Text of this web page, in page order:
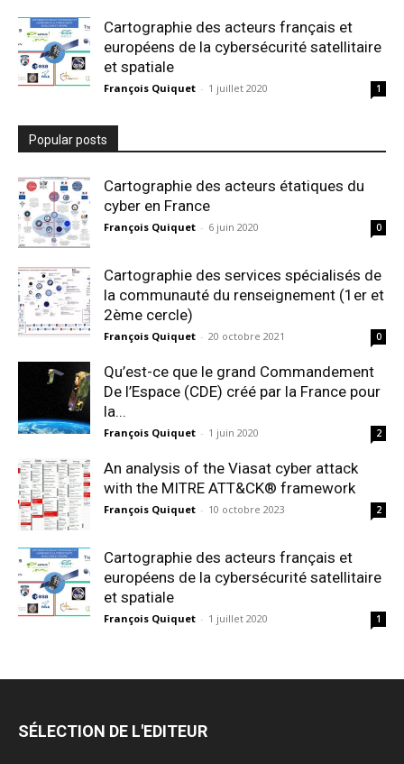
Cartographie des acteurs français et
européens de la cybersécurité satellitaire
et spatiale
François Quiquet - 1 juillet 2020 1
Popular posts
Cartographie des acteurs étatiques du
cyber en France
François Quiquet - 6 juin 2020 0
Cartographie des services spécialisés de
la communauté du renseignement (1er et
2ème cercle)
François Quiquet - 20 octobre 2021 0
Qu’est-ce que le grand Commandement
De l’Espace (CDE) créé par la France pour
la...
François Quiquet - 1 juin 2020 2
An analysis of the Viasat cyber attack
with the MITRE ATT&CK® framework
François Quiquet - 10 octobre 2023 2
Cartographie des acteurs français et
européens de la cybersécurité satellitaire
et spatiale
François Quiquet - 1 juillet 2020 1
SÉLECTION DE L'EDITEUR